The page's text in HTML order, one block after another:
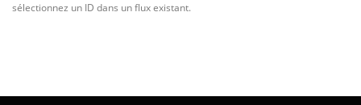
sélectionnez un ID dans un flux existant.